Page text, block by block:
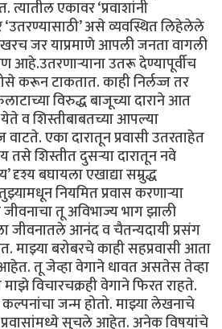
एकावर ‘प्रवाशांनी
‘उतरण्यासाठी’ असे व्यवस्थित लिहेलेले
जर याप्रमाणे आपली जनता वागली
आहे.उतरणाऱ्याना उतरू देण्यापूर्वीच
करून टाकतात. काही निर्लज्ज तर
विरुद्ध बाजूच्या दाराने आत
व शिस्तीबाबतच्या आपल्या
एका दारातून प्रवासी उतरताहेत
तसे शिस्तीत दुसऱ्या दारातून नवे
दृश्य बघायला एखाद्या सम्रुद्ध
नियमित प्रवास करणाऱ्या
तू अविभाज्य भाग झाली
आनंद व चैतन्यदायी प्रसंग
बरोबरचे काही सहप्रवासी आता
तू जेव्हा वेगाने धावत असतेस तेव्हा
विचारचक्रही वेगाने फिरत राहते.
जन्म होतो. माझ्या लेखनाचे
सुचले आहेत. अनेक विषयांचे